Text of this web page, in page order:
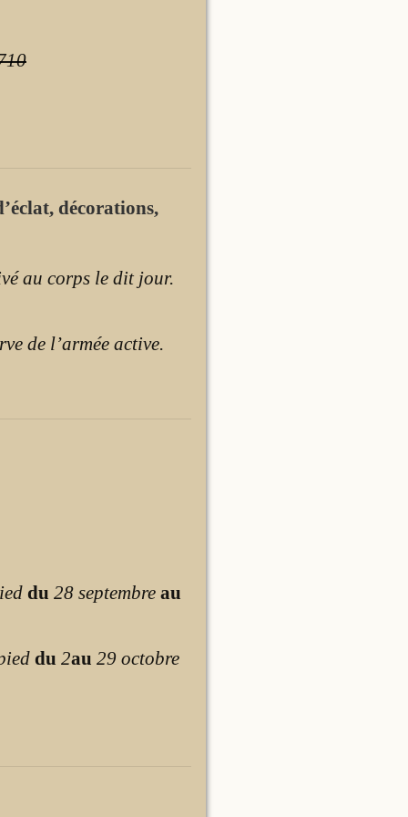
décorations,
au corps le dit jour.
de l’armée active.
du 28 septembre au
du 2au 29 octobre